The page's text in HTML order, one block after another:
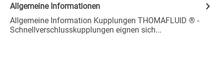
Allgemeine Informationen
Allgemeine Information Kupplungen THOMAFLUID ® -
Schnellverschlusskupplungen eignen sich...